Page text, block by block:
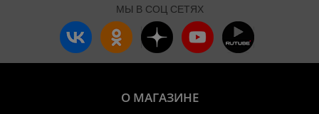
МЫ В СОЦ СЕТЯХ
О МАГАЗИНЕ